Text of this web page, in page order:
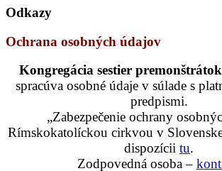
Odkazy
Ochrana osobných údajov
Kongregácia sestier premonštrátok
spracúva osobné údaje v súlade s
predpismi.
„Zabezpečenie ochrany
Rímskokatolíckou cirkvou v
dispozícii tu.
Zodpovedná osoba –